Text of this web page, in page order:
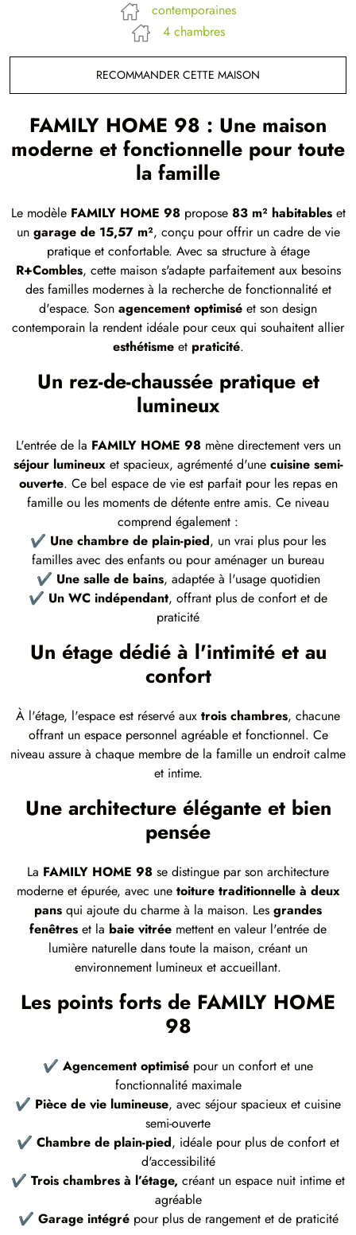
contemporaines
4 chambres
RECOMMANDER CETTE MAISON
FAMILY HOME 98 : Une maison
moderne et fonctionnelle pour toute
la famille
Le modèle FAMILY HOME 98propose 83 m² habitableset
un garage de 15,57 m², conçu pour offrir un cadre de vie
pratique et confortable. Avec sa structure à étage
R+Combles, cette maison s'adapte parfaitement aux besoins
des familles modernes à la recherche de fonctionnalité et
d'espace. Son agencement optimisé et son design
contemporain la rendent idéale pour ceux qui souhaitent allier
esthétismeet praticité.
Un rez-de-chaussée pratique et
lumineux
L'entrée de la FAMILY HOME 98mène directement vers un
séjour lumineuxet spacieux, agrémenté d'une cuisine semi-
ouverte. Ce bel espace de vie est parfait pour les repas en
famille ou les moments de détente entre amis. Ce niveau
comprend également :
✔ Une chambre de plain-pied, un vrai plus pour les
familles avec des enfants ou pour aménager un bureau
✔ Une salle de bains, adaptée à l'usage quotidien
✔ Un WC indépendant, offrant plus de confort et de
praticité
Un étage dédié à l'intimité et au
confort
À l'étage, l'espace est réservé aux trois chambres, chacune
offrant un espace personnel agréable et fonctionnel. Ce
niveau assure à chaque membre de la famille un endroit calme
et intime.
Une architecture élégante et bien
pensée
La FAMILY HOME 98 se distingue par son architecture
moderne et épurée, avec une toiture traditionnelle à deux
pans qui ajoute du charme à la maison. Les grandes
fenêtres et la baie vitrée mettent en valeur l'entrée de
lumière naturelle dans toute la maison, créant un
environnement lumineux et accueillant.
Les points forts de FAMILY HOME
98
✔ Agencement optimisé pour un confort et une
fonctionnalité maximale
✔ Pièce de vie lumineuse, avec séjour spacieux et cuisine
semi-ouverte
✔ Chambre de plain-pied, idéale pour plus de confort et
d'accessibilité
✔ Trois chambres à l’étage, créant un espace nuit intime et
agréable
✔ Garage intégrépour plus de rangement et de praticité